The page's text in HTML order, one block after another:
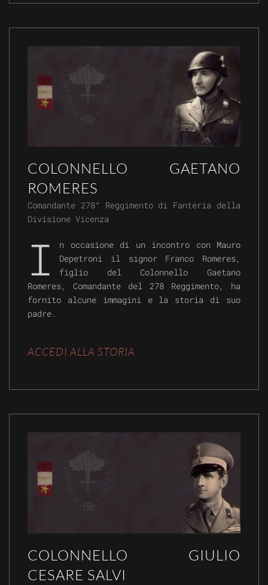
COLONNELLO GAETANO
ROMERES
Comandante 278° Reggimento di Fanteria della
Divisione Vicenza
I
n occasione di un incontro con Mauro
Depetroni il signor Franco Romeres,
figlio del Colonnello Gaetano
Romeres, Comandante del 278 Reggimento, ha
fornito alcune immagini e la storia di suo
padre.
ACCEDI ALLA STORIA
COLONNELLO GIULIO
CESARE SALVI